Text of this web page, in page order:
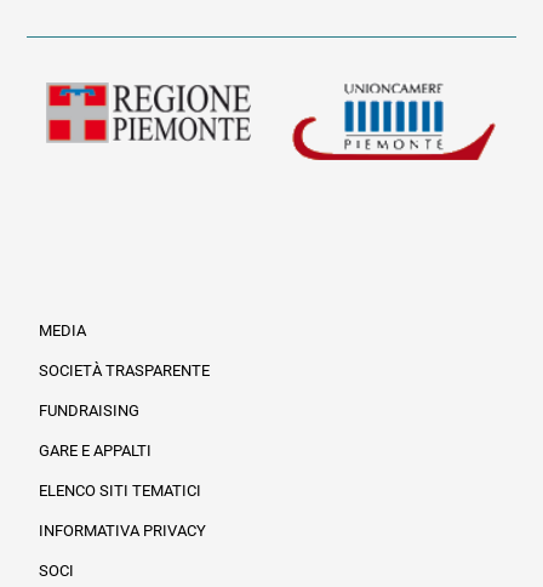
MEDIA
SOCIETÀ TRASPARENTE
FUNDRAISING
GARE E APPALTI
ELENCO SITI TEMATICI
INFORMATIVA PRIVACY
SOCI